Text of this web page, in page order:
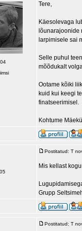
Tere,
Käesolevaga
lõunarajoonide
larpimisele sai
Selle puhul
mõõdukalt
Ootame kõiki
kuid kui keegi
finatseerimisel.
Kohtume
Postitatud: T
Mis kellast
Grupp
Postitatud: T